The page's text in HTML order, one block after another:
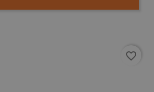
favorite_border